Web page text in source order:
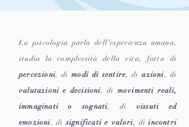
La psicologia parla dell’esperienza umana,
studia la complessità della vita, fatta di
percezioni, dimodi di sentire, diazioni, di
valutazioni e decisioni, di movimenti reali,
immaginati o sognati, di vissuti ed
emozioni, disignificati e valori, diincontri